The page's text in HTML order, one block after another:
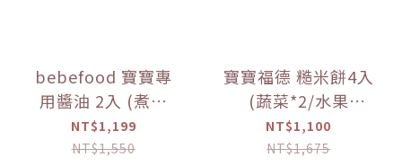
bebefood 寶寶專
用醬油 2入 (煮湯
*1+沾用*1)
+bebefood 兒童調
NT$1,199
NT$1,550
寶寶福德 糙米餅4入
(蔬菜*2/水果
*2)+Hibebe寶寶粥
( 蓮藕雞肉粥 )*1盒
NT$1,100
NT$1,675